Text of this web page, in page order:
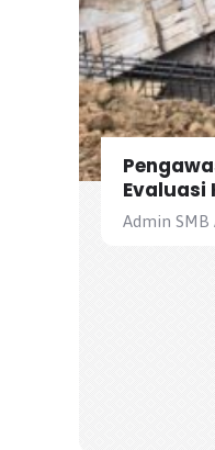
Evaluasi
Satuan
Admin SMB